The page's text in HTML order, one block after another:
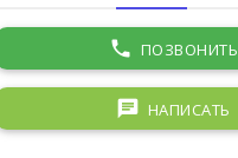
phone ПОЗВОНИТЬ
chat НАПИСАТЬ